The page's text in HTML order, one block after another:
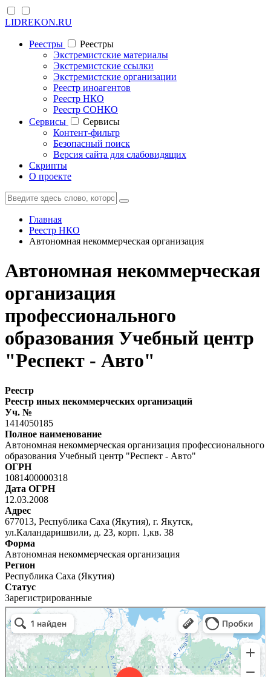
LIDREKON.RU
Реестры
Реестры
Экстремистские материалы
Экстремистские ссылки
Экстремистские организации
Реестр иноагентов
Реестр НКО
Реестр СОНКО
Cервисы
Cервисы
Контент-фильтр
Безопасный поиск
Версия сайта для слабовидящих
Скрипты
О проекте
Главная
Реестр НКО
Автономная некоммерческая организация
Автономная некоммерческая
организация
профессионального
образования Учебный центр
"Респект - Авто"
Реестр
Реестр иных некоммерческих организаций
Уч. №
1414050185
Полное наименование
Автономная некоммерческая организация профессионального
образования Учебный центр "Респект - Авто"
ОГРН
1081400000318
Дата ОГРН
12.03.2008
Адрес
677013, Республика Саха (Якутия), г. Якутск,
ул.Каландаришвили, д. 23, корп. 1,кв. 38
Форма
Автономная некоммерческая организация
Регион
Республика Саха (Якутия)
Статус
Зарегистрированные